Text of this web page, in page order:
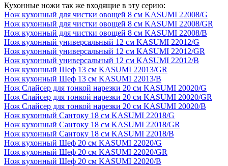
Кухонные ножи так же входящие в эту серию:
Нож кухонный для чистки овощей 8 см KASUMI 22008/G
Нож кухонный для чистки овощей 8 см KASUMI 22008/GR
Нож кухонный для чистки овощей 8 см KASUMI 22008/B
Нож кухонный универсальный 12 см KASUMI 22012/G
Нож кухонный универсальный 12 см KASUMI 22012/GR
Нож кухонный универсальный 12 см KASUMI 22012/B
Нож кухонный Шеф 13 см KASUMI 22013/GR
Нож кухонный Шеф 13 см KASUMI 22013/B
Нож Слайсер для тонкой нарезки 20 см KASUMI 20020/G
Нож Слайсер для тонкой нарезки 20 см KASUMI 20020/GR
Нож Слайсер для тонкой нарезки 20 см KASUMI 20020/B
Нож кухонный Сантоку 18 см KASUMI 22018/G
Нож кухонный Сантоку 18 см KASUMI 22018/GR
Нож кухонный Сантоку 18 см KASUMI 22018/B
Нож кухонный Шеф 20 см KASUMI 22020/G
Нож кухонный Шеф 20 см KASUMI 22020/GR
Нож кухонный Шеф 20 см KASUMI 22020/B